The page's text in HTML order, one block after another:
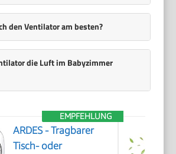
den Ventilator am besten?
die Luft im Babyzimmer
EMPFEHLUNG
ARDES - Tragbarer
Tisch- oder